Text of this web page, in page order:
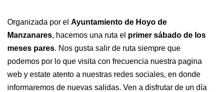
Organizada por el Ayuntamiento de Hoyo de
Manzanares, hacemos una ruta el primer sábado de los
meses pares. Nos gusta salir de ruta siempre que
podemos por lo que visita con frecuencia nuestra pagina
web y estate atento a nuestras redes sociales, en donde
informaremos de nuevas salidas. Ven a disfrutar de un día